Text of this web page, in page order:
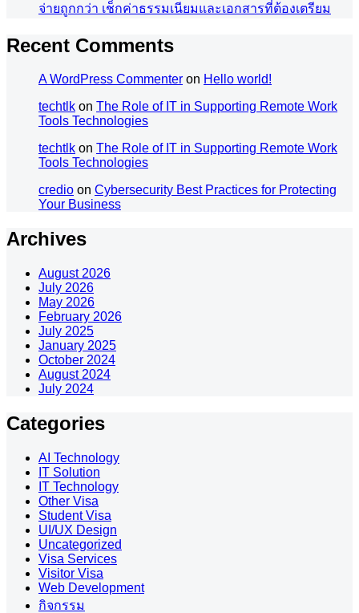
จ่ายถูกกว่า เช็กค่าธรรมเนียมและเอกสารที่ต้องเตรียม
Recent Comments
A WordPress Commenter on Hello world!
techtlk on The Role of IT in Supporting Remote Work
Tools Technologies
techtlk on The Role of IT in Supporting Remote Work
Tools Technologies
credio on Cybersecurity Best Practices for Protecting
Your Business
Archives
August 2026
July 2026
May 2026
February 2026
July 2025
January 2025
October 2024
August 2024
July 2024
Categories
AI Technology
IT Solution
IT Technology
Other Visa
Student Visa
UI/UX Design
Uncategorized
Visa Services
Visitor Visa
Web Development
กิจกรรม